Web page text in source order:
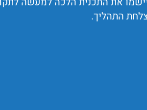
התהליך.